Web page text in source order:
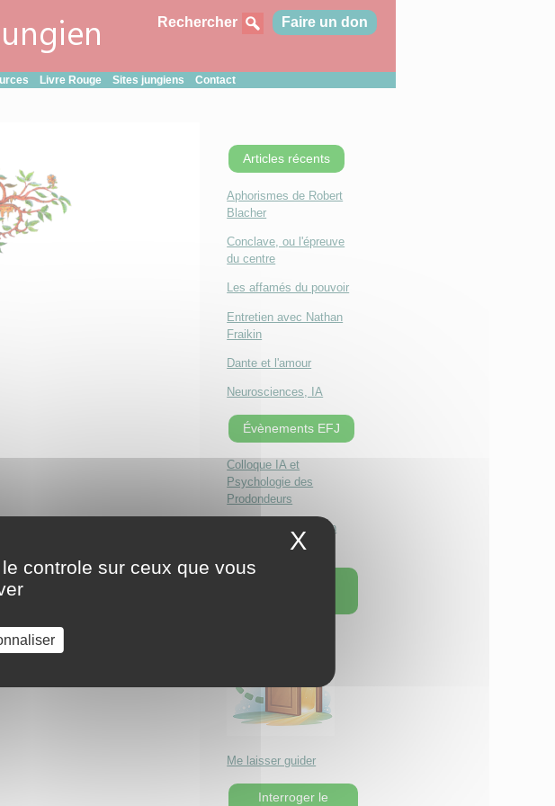
Rechercher Faire un don
Livre Rouge Sites jungiens Contact
Articles récents
Aphorismes de Robert
Blacher
Conclave, ou l'épreuve
du centre
Les affamés du pouvoir
Entretien avec Nathan
Fraikin
Dante et l'amour
Neurosciences, IA
Évènements EFJ
Colloque IA et
Psychologie des
Prodondeurs
Séminaire Le chemin
d'individuation
Me laisser guider
Interroger le
controle sur ceux que vous
X Masquer le